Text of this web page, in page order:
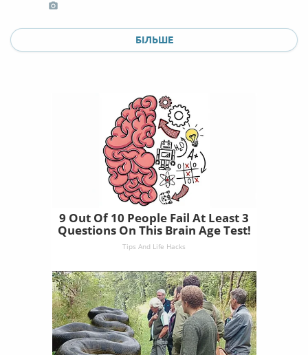
БІЛЬШЕ
9 Out Of 10 People Fail At Least 3
Questions On This Brain Age Test!
Tips And Life Hacks